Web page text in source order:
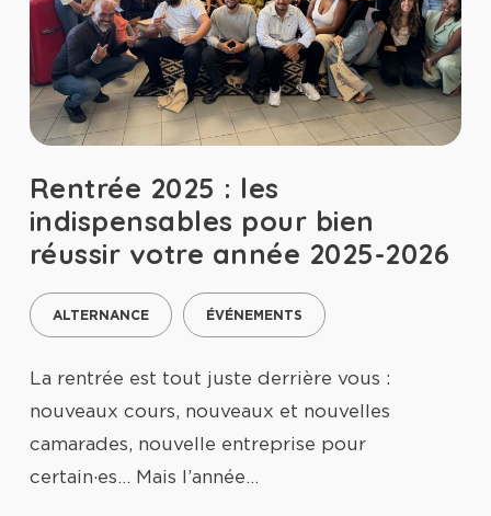
Rentrée 2025 : les
indispensables pour bien
réussir votre année 2025-2026
ALTERNANCE ÉVÉNEMENTS
La rentrée est tout juste derrière vous :
nouveaux cours, nouveaux et nouvelles
camarades, nouvelle entreprise pour
certain·es… Mais l’année…